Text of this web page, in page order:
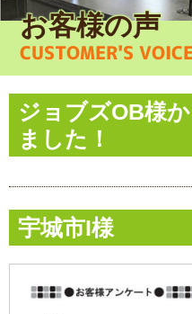
お客様の声
CUSTOMER'S VOICE
ジョブズOB様
ました！
宇城市I様